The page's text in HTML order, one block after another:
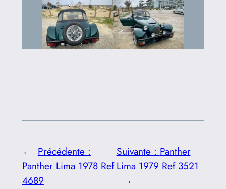
← Précédente :
Panther Lima 1978 Ref
4689
Suivante : Panther
Lima 1979 Ref 3521
→